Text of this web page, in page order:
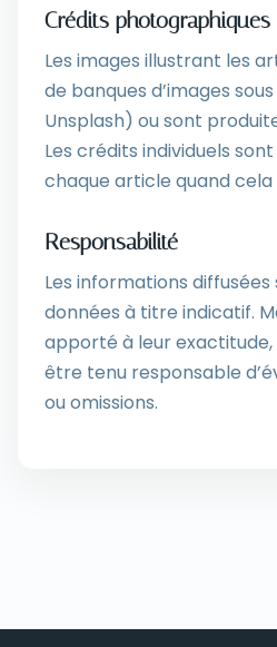
Crédits photographiques
Les images illustrant les
de banques d’images
Unsplash) ou sont
Les crédits individuels
chaque article quand cela
Responsabilité
Les informations
données à titre indicatif.
apporté à leur exactitude,
être tenu responsable
ou omissions.